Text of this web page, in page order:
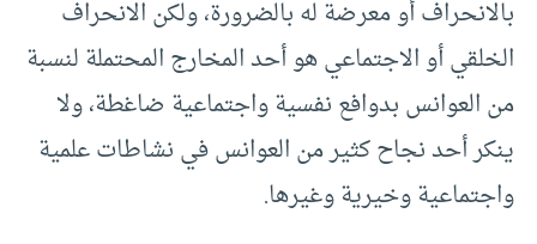
بالانحراف أو معرضة له بالضرورة، ولكن الانحراف
الخلقي أو الاجتماعي هو أحد المخارج المحتملة لنسبة
من العوانس بدوافع نفسية واجتماعية ضاغطة، ولا
ينكر أحد نجاح كثير من العوانس في نشاطات علمية
واجتماعية وخيرية وغيرها.